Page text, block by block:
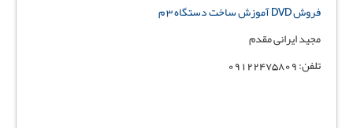
فروش DVD آموزش ساخت دستگاه 3 م
مجید ایرانی مقدم
تلفن: 09122475809